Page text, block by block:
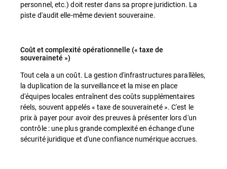
personnel, etc.) doit rester dans sa propre juridiction. La
piste d'audit elle-même devient souveraine.
Coût et complexité opérationnelle (« taxe de
souveraineté »)
Tout cela a un coût. La gestion d'infrastructures parallèles,
la duplication de la surveillance et la mise en place
d'équipes locales entraînent des coûts supplémentaires
réels, souvent appelés « taxe de souveraineté ». C'est le
prix à payer pour avoir des preuves à présenter lors d'un
contrôle : une plus grande complexité en échange d'une
sécurité juridique et d'une confiance numérique accrues.